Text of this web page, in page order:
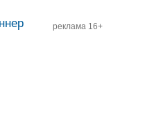
реклама 16+